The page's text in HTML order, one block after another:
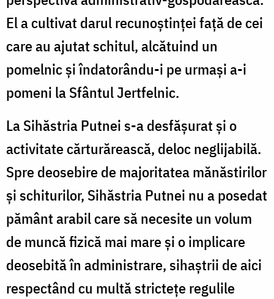
El a cultivat darul recunoștinței față de cei
care au ajutat schitul, alcătuind un
pomelnic și îndatorându-i pe urmași a-i
pomeni la Sfântul Jertfelnic.
La Sihăstria Putnei s-a desfăşurat şi o
activitate cărturărească, deloc neglijabilă.
Spre deosebire de majoritatea mănăstirilor
şi schiturilor, Sihăstria Putnei nu a posedat
pământ arabil care să necesite un volum
de muncă fizică mai mare şi o implicare
deosebită în administrare, sihaştrii de aici
respectând cu multă stricteţe regulile